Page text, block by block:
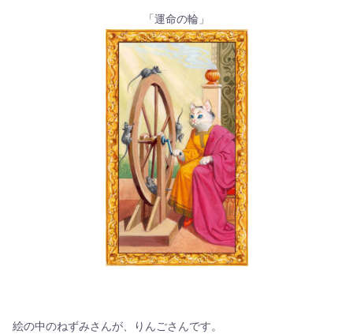
「運命の輪」
絵の中のねずみさんが、りんごさんです。